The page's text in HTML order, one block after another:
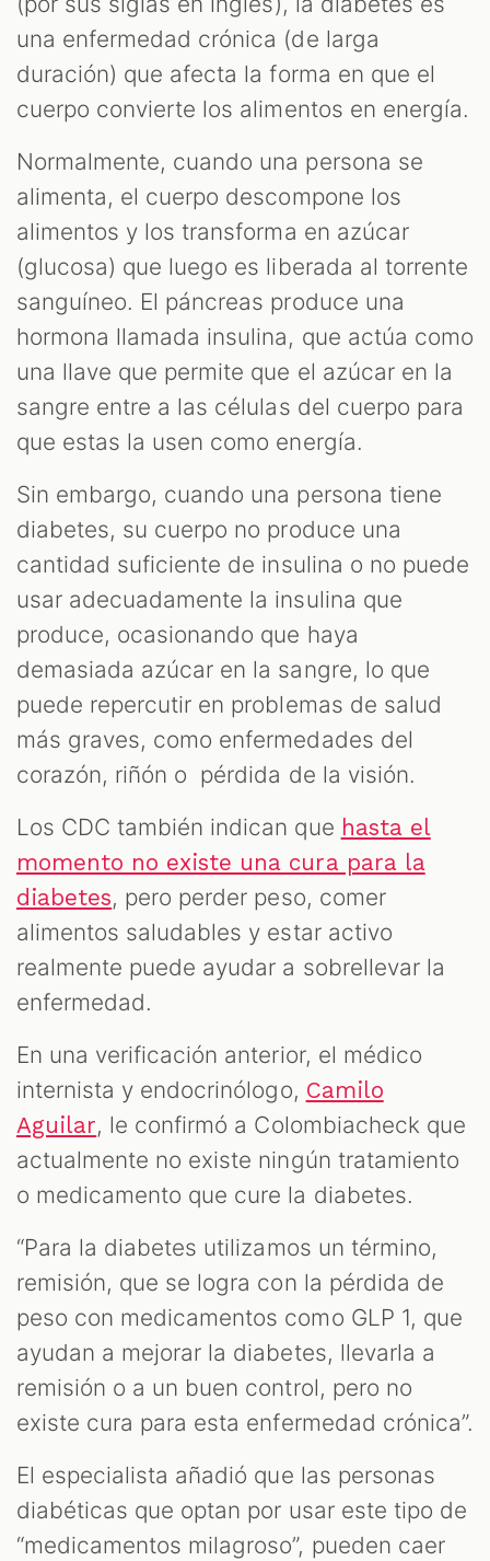
una enfermedad crónica (de larga
duración) que afecta la forma en que el
cuerpo convierte los alimentos en energía.
Normalmente, cuando una persona se
alimenta, el cuerpo descompone los
alimentos y los transforma en azúcar
(glucosa) que luego es liberada al torrente
sanguíneo. El páncreas produce una
hormona llamada insulina, que actúa como
una llave que permite que el azúcar en la
sangre entre a las células del cuerpo para
que estas la usen como energía.
Sin embargo, cuando una persona tiene
diabetes, su cuerpo no produce una
cantidad suficiente de insulina o no puede
usar adecuadamente la insulina que
produce, ocasionando que haya
demasiada azúcar en la sangre, lo que
puede repercutir en problemas de salud
más graves, como enfermedades del
corazón, riñón o pérdida de la visión.
Los CDC también indican que hasta el
momento no existe una cura para la
diabetes, pero perder peso, comer
alimentos saludables y estar activo
realmente puede ayudar a sobrellevar la
enfermedad.
En una verificación anterior, el médico
internista y endocrinólogo, Camilo
Aguilar, le confirmó a Colombiacheck que
actualmente no existe ningún tratamiento
o medicamento que cure la diabetes.
“Para la diabetes utilizamos un término,
remisión, que se logra con la pérdida de
peso con medicamentos como GLP 1, que
ayudan a mejorar la diabetes, llevarla a
remisión o a un buen control, pero no
existe cura para esta enfermedad crónica”.
El especialista añadió que las personas
diabéticas que optan por usar este tipo de
“medicamentos milagroso”, pueden caer